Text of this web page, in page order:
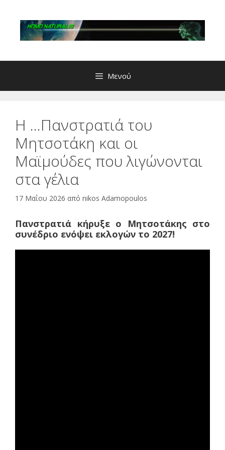
περιεχόμενο
Μενού
Η …Πανστρατιά του
Μητσοτάκη και oι
Μαϊμούδες που λιγώνονται
στα γέλια
17 Μαΐου 2026 από nikos Adamopoulos
Πανστρατιά κήρυξε ο Μητσοτάκης στο
συνέδριο ενόψει εκλογών το 2027!